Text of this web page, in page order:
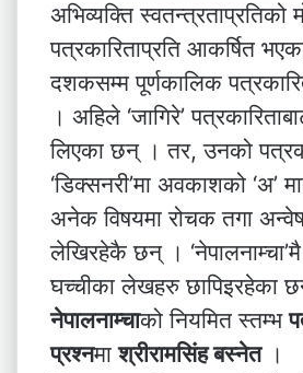
अभिव्यक्ति स्वतन्त्रताप्रतिको
पत्रकारिताप्रति आकर्षित
दशकसम्म पूर्णकालिक
। अहिले ‘जागिरे’
लिएका छन् । तर, उनको
‘डिक्सनरी’मा अवकाशको ‘अ’
अनेक विषयमा रोचक तगा
लेखिरहेकै छन् ।
घच्चीका लेखहरु छापिइरहेका
नेपालनाम्चाको नियमित स्तम्भ
प्रश्नमाश्रीरामसिंह बस्नेत।